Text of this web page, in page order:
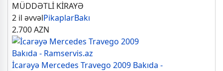
MÜDDƏTLİ KİRAYƏ
2 il əvvəlPikaplarBakı
2.700AZN
İcarəyə Mercedes Travego 2009 Bakıda -